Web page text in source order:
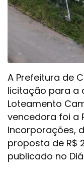
A Prefeitura de
licitação para a
Loteamento
vencedora foi a
Incorporações,
proposta de R$
publicado no